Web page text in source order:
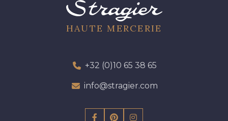
HAUTE MERCERIE
+32 (0)10 65 38 65
info@stragier.com